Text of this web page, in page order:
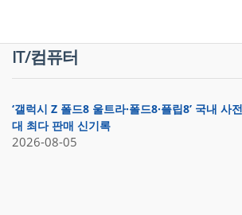
IT/컴퓨터
‘갤럭시 Z 폴드8 울트라·폴드8·플립8’ 국내 사
대 최다 판매 신기록
2026-08-05